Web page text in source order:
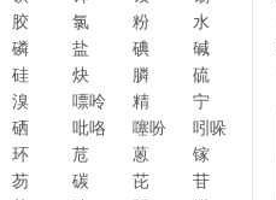
胶
氯 粉
水
磷
盐 碘
碱
硅
炔 膦
硫
溴
嘌呤 精
宁
硒
吡咯 噻吩
吲哚
环
苊 蒽
镓
芴
碳 芘
苷